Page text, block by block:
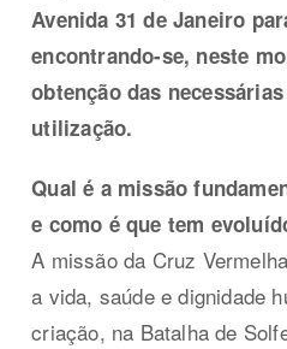
Avenida 31 de Janeiro
encontrando-se, neste
obtenção das
utilização.
Qual é a missão
e como é que tem
A missão da Cruz
a vida, saúde e dignidade
criação, na Batalha de